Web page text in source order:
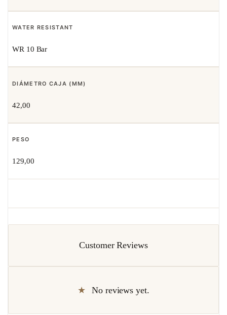
WATER RESISTANT
WR 10 Bar
DIÁMETRO CAJA (MM)
42,00
PESO
129,00
Customer Reviews
No reviews yet.